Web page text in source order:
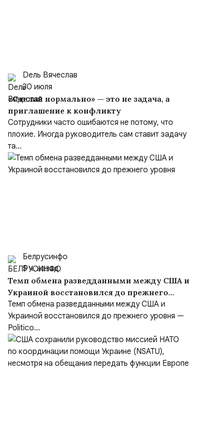
Dель Вячеслав
30 июля
«Сделай нормально» — это не задача, а
приглашение к конфликту
Сотрудники часто ошибаются не потому, что
плохие. Иногда руководитель сам ставит задачу
та...
Белрусинфо
5 ч. назад
Темп обмена разведданными между США и
Украиной восстановился до прежнего
уровня
Темп обмена разведданными между США и
Украиной восстановился до прежнего уровня —
Politico...